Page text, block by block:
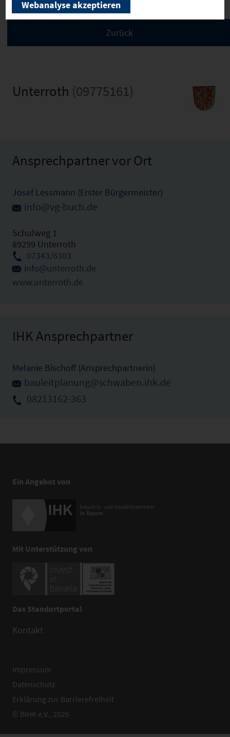
Unterroth (09775161)
Ansprechpartner vor Ort
Josef Lessmann (Erster Bürgermeister)
info@vg-buch.de
Schulweg 1
89299 Unterroth
07343/6303
info@unterroth.de
www.unterroth.de
IHK Ansprechpartner
Melanie Bischoff (Ansprechpartnerin)
bauleitplanung@schwaben.ihk.de
08213162-363
Ein Angebot von
Mit Unterstützung von
Das Standortportal
Kontakt
Impressum
Datenschutz
Erklärung zur Barrierefreiheit
© BIHK e.V., 2025
Webanalyse akzeptieren